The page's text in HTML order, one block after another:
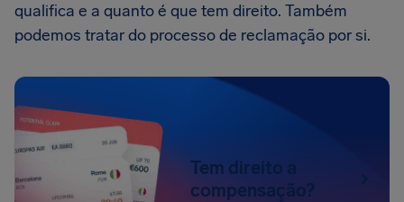
qualifica e a quanto é que tem direito. Também
podemos tratar do processo de reclamação por si.
Tem direito a
compensação?